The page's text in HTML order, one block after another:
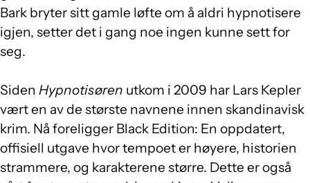
Bark bryter sitt gamle løfte om å aldri hypnotisere
igjen, setter det i gang noe ingen kunne sett for
seg.
Siden Hypnotisøren utkom i 2009 har Lars Kepler
vært en av de største navnene innen skandinavisk
krim. Nå foreligger Black Edition: En oppdatert,
offisiell utgave hvor tempoet er høyere, historien
strammere, og karakterene større. Dette er også